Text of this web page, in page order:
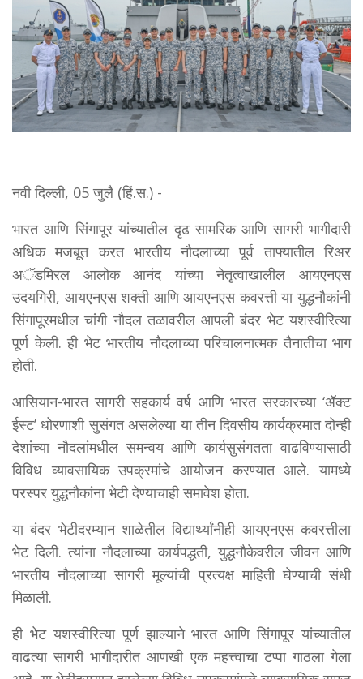
नवी दिल्ली, 05 जुलै (हिं.स.) -
भारत आणि सिंगापूर यांच्यातील दृढ सामरिक आणि सागरी भागीदारी
अधिक मजबूत करत भारतीय नौदलाच्या पूर्व ताफ्यातील रिअर
अॅडमिरल आलोक आनंद यांच्या नेतृत्वाखालील आयएनएस
उदयगिरी, आयएनएस शक्ती आणि आयएनएस कवरत्ती या युद्धनौकांनी
सिंगापूरमधील चांगी नौदल तळावरील आपली बंदर भेट यशस्वीरित्या
पूर्ण केली. ही भेट भारतीय नौदलाच्या परिचालनात्मक तैनातीचा भाग
होती.
आसियान-भारत सागरी सहकार्य वर्ष आणि भारत सरकारच्या ‘ॲक्ट
ईस्ट’ धोरणाशी सुसंगत असलेल्या या तीन दिवसीय कार्यक्रमात दोन्ही
देशांच्या नौदलांमधील समन्वय आणि कार्यसुसंगतता वाढविण्यासाठी
विविध व्यावसायिक उपक्रमांचे आयोजन करण्यात आले. यामध्ये
परस्पर युद्धनौकांना भेटी देण्याचाही समावेश होता.
या बंदर भेटीदरम्यान शाळेतील विद्यार्थ्यांनीही आयएनएस कवरत्तीला
भेट दिली. त्यांना नौदलाच्या कार्यपद्धती, युद्धनौकेवरील जीवन आणि
भारतीय नौदलाच्या सागरी मूल्यांची प्रत्यक्ष माहिती घेण्याची संधी
मिळाली.
ही भेट यशस्वीरित्या पूर्ण झाल्याने भारत आणि सिंगापूर यांच्यातील
वाढत्या सागरी भागीदारीत आणखी एक महत्त्वाचा टप्पा गाठला गेला